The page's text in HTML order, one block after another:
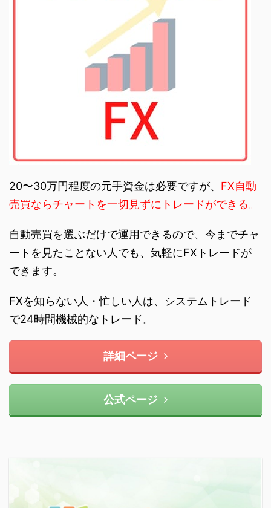
20〜30万円程度の元手資金は必要ですが、 FX自動
売買ならチャートを一切見ずにトレードができる。
自動売買を選ぶだけで運用できるので、今までチャ
ートを見たことない人でも、気軽にFXトレードが
できます。
FXを知らない人・忙しい人は、システムトレード
で24時間機械的なトレード。
詳細ページ
公式ページ